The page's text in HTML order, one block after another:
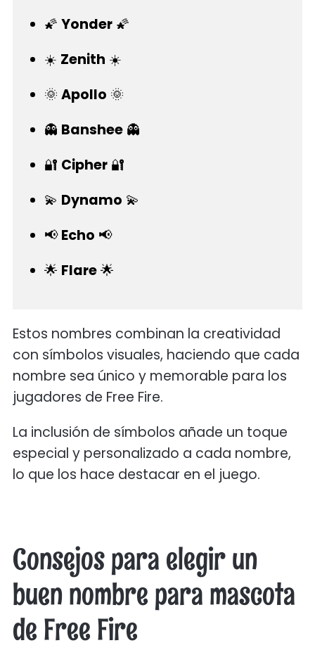
🌠 Yonder🌠
☀️ Zenith ☀️
🌞 Apollo 🌞
👻 Banshee👻
🔐 Cipher🔐
💫 Dynamo 💫
📢Echo 📢
🌟 Flare🌟
Estos nombres combinan la creatividad
con símbolos visuales, haciendo que cada
nombre sea único y memorable para los
jugadores de Free Fire.
La inclusión de símbolos añade un toque
especial y personalizado a cada nombre,
lo que los hace destacar en el juego.
Consejos para elegir un
buen nombre para mascota
de Free Fire